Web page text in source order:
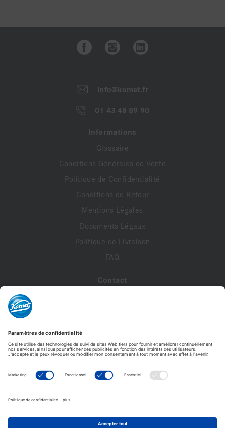
les restaurations céramo-céramiques. Elle est idéale
travail des points de contact ou de la réduction des
- Pouvoir abrasif standard
- Retrait de matière uniforme
- Bel état de surface et glaçage mécanique facilité
La gamme d’abrasifsDCB jauneà gros grain et la
DCB ETNA pour la zircone sont également
info@komet.fr
01 43 48 89 90
Informations
Glossaire
Conditions Générales de Vente
Politique de Confidentialité
Conditions de Retour
Mentions Légales
Documents Légaux
Politique de Livraison
FAQ
Contact
Profil de compte
Commandes